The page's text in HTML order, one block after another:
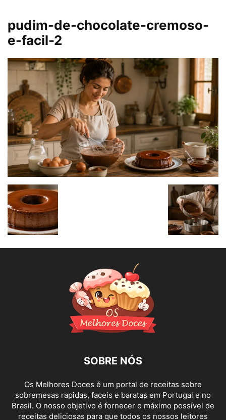
pudim-de-chocolate-cremoso-
e-facil-2
SOBRE NÓS
Os Melhores Doces é um portal de receitas sobre
sobremesas rapidas, faceis e baratas em Portugal e no
Brasil. O nosso objetivo é fornecer o máximo possível de
receitas deliciosas para que todos os nossos leitores